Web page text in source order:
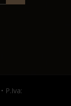
P.Iva: